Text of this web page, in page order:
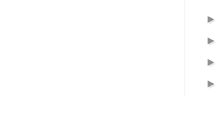
►
►
►
►